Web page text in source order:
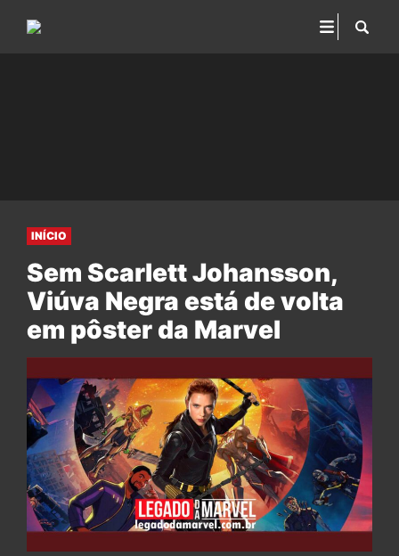
INÍCIO
Sem Scarlett Johansson,
Viúva Negra está de volta
em pôster da Marvel